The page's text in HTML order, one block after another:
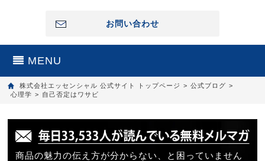
お問い合わせ
MENU
株式会社エッセンシャル 公式サイト トップページ > 公式ブログ >
心理学 > 自己否定はワサビ
商品の魅力の伝え方が分からない、と困っていません